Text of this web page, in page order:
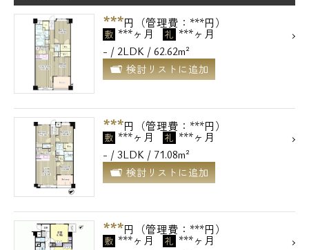
***円（管理費：***円）
敷 ***ヶ月 礼 ***ヶ月
- / 2LDK / 62.62m²
検討リストに追加
***円（管理費：***円）
敷 ***ヶ月 礼 ***ヶ月
- / 3LDK / 71.08m²
検討リストに追加
***円（管理費：***円）
敷 ***ヶ月 礼 ***ヶ月